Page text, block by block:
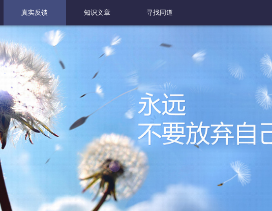
真实反馈 知识文章 寻找同道